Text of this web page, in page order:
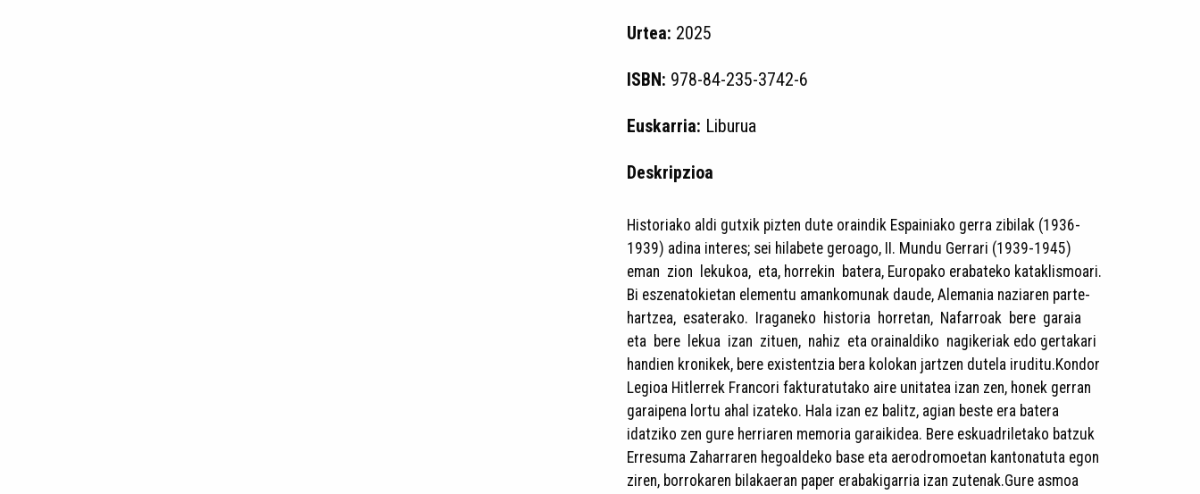
Urtea: 2025
ISBN: 978-84-235-3742-6
Euskarria: Liburua
Deskripzioa
Historiako aldi gutxik pizten dute oraindik Espainiako gerra zibilak (1936-
1939) adina interes; sei hilabete geroago, II. Mundu Gerrari (1939-1945)
eman zion lekukoa, eta, horrekin batera, Europako erabateko kataklismoari.
Bi eszenatokietan elementu amankomunak daude, Alemania naziaren parte-
hartzea, esaterako. Iraganeko historia horretan, Nafarroak bere garaia
eta bere lekua izan zituen, nahiz eta orainaldiko nagikeriak edo gertakari
handien kronikek, bere existentzia bera kolokan jartzen dutela iruditu.Kondor
Legioa Hitlerrek Francori fakturatutako aire unitatea izan zen, honek gerran
garaipena lortu ahal izateko. Hala izan ez balitz, agian beste era batera
idatziko zen gure herriaren memoria garaikidea. Bere eskuadriletako batzuk
Erresuma Zaharraren hegoaldeko base eta aerodromoetan kantonatuta egon
ziren, borrokaren bilakaeran paper erabakigarria izan zutenak.Gure asmoa